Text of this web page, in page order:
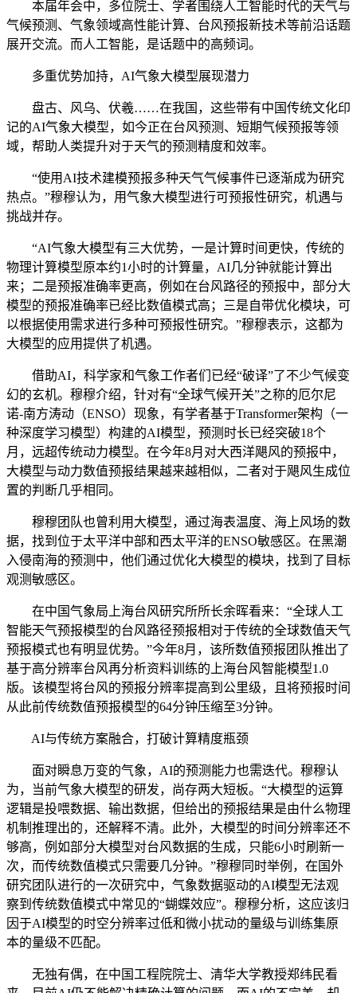
本届年会中，多位院士、学者围绕人工智能时代的天气与
气候预测、气象领域高性能计算、台风预报新技术等前沿话题
展开交流。而人工智能，是话题中的高频词。
多重优势加持，AI气象大模型展现潜力
盘古、风乌、伏羲……在我国，这些带有中国传统文化印
记的AI气象大模型，如今正在台风预测、短期气候预报等领
域，帮助人类提升对于天气的预测精度和效率。
“使用AI技术建模预报多种天气气候事件已逐渐成为研究
热点。”穆穆认为，用气象大模型进行可预报性研究，机遇与
挑战并存。
“AI气象大模型有三大优势，一是计算时间更快，传统的
物理计算模型原本约1小时的计算量，AI几分钟就能计算出
来；二是预报准确率更高，例如在台风路径的预报中，部分大
模型的预报准确率已经比数值模式高；三是自带优化模块，可
以根据使用需求进行多种可预报性研究。”穆穆表示，这都为
大模型的应用提供了机遇。
借助AI，科学家和气象工作者们已经“破译”了不少气候变
幻的玄机。穆穆介绍，针对有“全球气候开关”之称的厄尔尼
诺-南方涛动（ENSO）现象，有学者基于Transformer架构（一
种深度学习模型）构建的AI模型，预测时长已经突破18个
月，远超传统动力模型。在今年8月对大西洋飓风的预报中，
大模型与动力数值预报结果越来越相似，二者对于飓风生成位
置的判断几乎相同。
穆穆团队也曾利用大模型，通过海表温度、海上风场的数
据，找到位于太平洋中部和西太平洋的ENSO敏感区。在黑潮
入侵南海的预测中，他们通过优化大模型的模块，找到了目标
观测敏感区。
在中国气象局上海台风研究所所长余晖看来：“全球人工
智能天气预报模型的台风路径预报相对于传统的全球数值天气
预报模式也有明显优势。”今年8月，该所数值预报团队推出了
基于高分辨率台风再分析资料训练的上海台风智能模型1.0
版。该模型将台风的预报分辨率提高到公里级，且将预报时间
从此前传统数值预报模型的64分钟压缩至3分钟。
AI与传统方案融合，打破计算精度瓶颈
面对瞬息万变的气象，AI的预测能力也需迭代。穆穆认
为，当前气象大模型的研发，尚存两大短板。“大模型的运算
逻辑是投喂数据、输出数据，但给出的预报结果是由什么物理
机制推理出的，还解释不清。此外，大模型的时间分辨率还不
够高，例如部分大模型对台风数据的生成，只能6小时刷新一
次，而传统数值模式只需要几分钟。”穆穆同时举例，在国外
研究团队进行的一次研究中，气象数据驱动的AI模型无法观
察到传统数值模式中常见的“蝴蝶效应”。穆穆分析，这应该归
因于AI模型的时空分辨率过低和微小扰动的量级与训练集原
本的量级不匹配。
无独有偶，在中国工程院院士、清华大学教授郑纬民看